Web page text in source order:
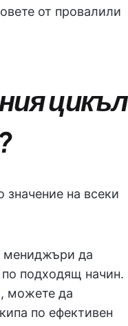
от провалили
цикъл
на всеки
мениджъри да
по подходящ начин.
можете да
по ефективен